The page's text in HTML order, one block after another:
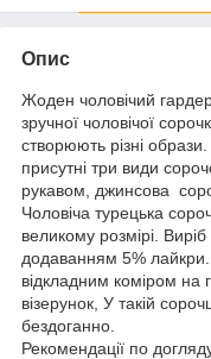
Опис
Жоден чоловічий
зручної чоловічої
створюють різні
присутні три види
рукавом, джинсова
Чоловіча турецька
великому розмірі.
додаванням 5%
відкладним коміром на
візерунок, У такій
бездоганно.
Рекомендації по